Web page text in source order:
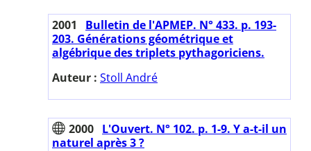
2001
Bulletin de l'APMEP. N° 433. p. 193-
203. Générations géométrique et
algébrique des triplets pythagoriciens.
Auteur : Stoll André
2000 L'Ouvert. N° 102. p. 1-9. Y a-t-il un
naturel après 3 ?